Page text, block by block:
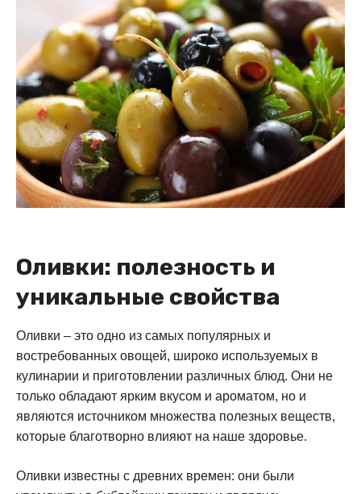
Оливки: полезность и
уникальные свойства
Оливки – это одно из самых популярных и
востребованных овощей, широко используемых в
кулинарии и приготовлении различных блюд. Они не
только обладают ярким вкусом и ароматом, но и
являются источником множества полезных веществ,
которые благотворно влияют на наше здоровье.
Оливки известны с древних времен: они были